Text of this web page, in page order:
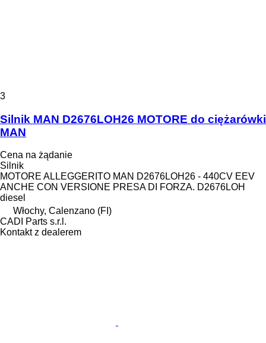
3
Silnik MAN D2676LOH26 MOTORE do ciężarówki
MAN
Cena na żądanie
Silnik
MOTORE ALLEGGERITO MAN D2676LOH26 - 440CV EEV
ANCHE CON VERSIONE PRESA DI FORZA. D2676LOH
diesel
Włochy, Calenzano (FI)
CADI Parts s.r.l.
Kontakt z dealerem